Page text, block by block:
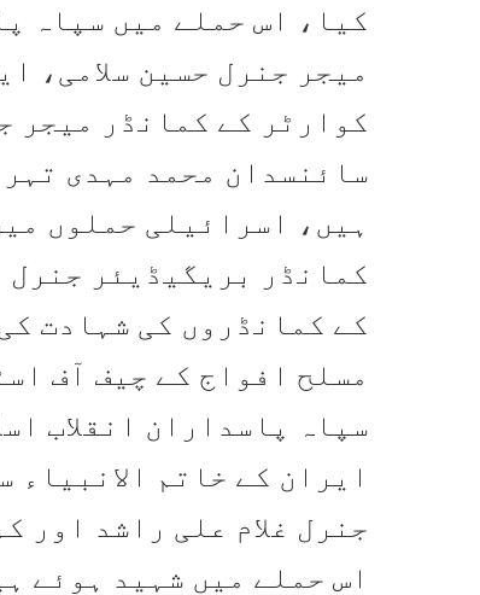
کیا، اس حملے میں سپاہ
میجر جنرل حسین سلامی،
کوارٹر کے کمانڈر میجر
سائنسدان محمد مہدی
ہیں، اسرائیلی حملوں
کمانڈر بریگیڈیئر
کے کمانڈروں کی شہادت
مسلح افواج کے چیف آف
سپاہ پاسداران انقلاب
ایران کے خاتم
جنرل غلام علی راشد اور
اس حملے میں شہید ہوئے